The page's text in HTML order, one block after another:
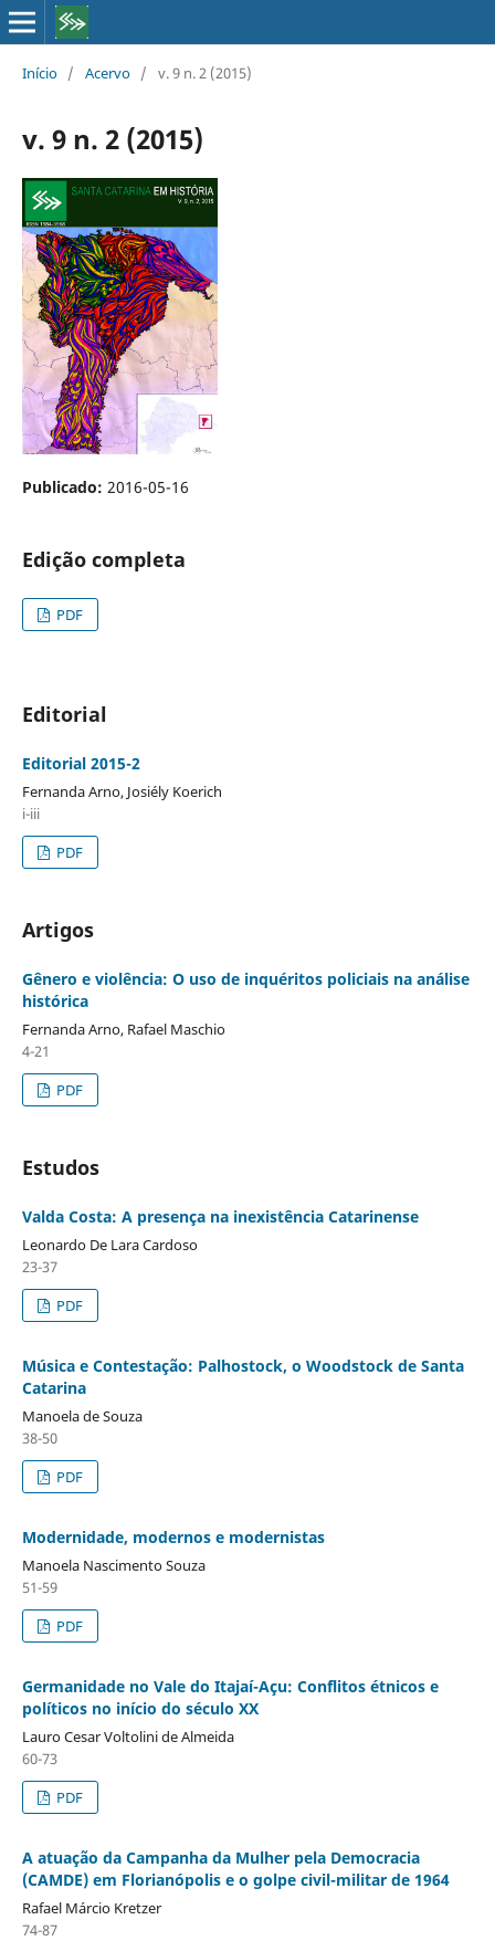
Início / Acervo / v. 9 n. 2 (2015)
v. 9 n. 2 (2015)
Publicado: 2016-05-16
Edição completa
PDF
Editorial
Editorial 2015-2
Fernanda Arno, Josiély Koerich
i-iii
PDF
Artigos
Gênero e violência: O uso de inquéritos policiais na análise
histórica
Fernanda Arno, Rafael Maschio
4-21
PDF
Estudos
Valda Costa: A presença na inexistência Catarinense
Leonardo De Lara Cardoso
23-37
PDF
Música e Contestação: Palhostock, o Woodstock de Santa
Catarina
Manoela de Souza
38-50
PDF
Modernidade, modernos e modernistas
Manoela Nascimento Souza
51-59
PDF
Germanidade no Vale do Itajaí-Açu: Conflitos étnicos e
políticos no início do século XX
Lauro Cesar Voltolini de Almeida
60-73
PDF
A atuação da Campanha da Mulher pela Democracia
(CAMDE) em Florianópolis e o golpe civil-militar de 1964
Rafael Márcio Kretzer
74-87